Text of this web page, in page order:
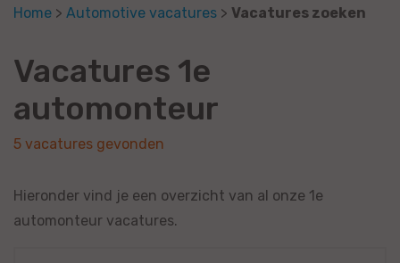
Home > Automotive vacatures > Vacatures zoeken
Vacatures 1e
automonteur
5 vacatures gevonden
Hieronder vind je een overzicht van al onze 1e
automonteur vacatures.